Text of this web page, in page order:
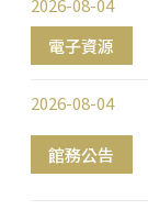
電子資源
2026-08-04
館務公告
2026-08-04